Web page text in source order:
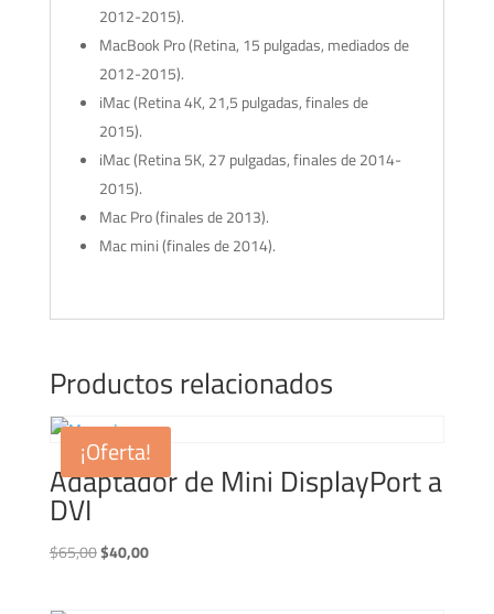
2012-2015).
MacBook Pro (Retina, 15 pulgadas, mediados de
2012-2015).
iMac (Retina 4K, 21,5 pulgadas, finales de
2015).
iMac (Retina 5K, 27 pulgadas, finales de 2014-
2015).
Mac Pro (finales de 2013).
Mac mini (finales de 2014).
Productos relacionados
¡Oferta!
Adaptador de Mini DisplayPort a
DVI
$65,00El
$40,00El